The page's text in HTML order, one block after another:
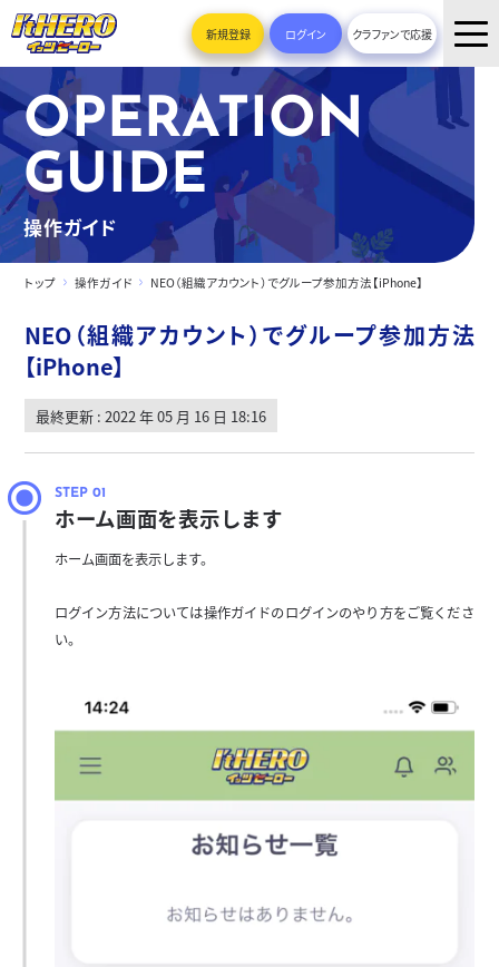
新規登録 ログイン クラファンで応援
OPERATION
GUIDE
操作ガイド
トップ 操作ガイド NEO（組織アカウント）でグループ参加方法【iPhone】
NEO（組織アカウント）でグループ参加方法
【iPhone】
最終更新 : 2022 年 05 月 16 日 18:16
ホーム画面を表示します
ホーム画面を表示します。
ログイン方法については操作ガイドのログインのやり方をご覧くださ
い。